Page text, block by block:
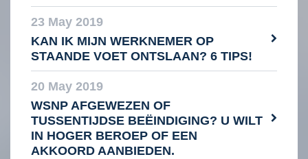
23 May 2019
KAN IK MIJN WERKNEMER OP
STAANDE VOET ONTSLAAN? 6 TIPS!
20 May 2019
WSNP AFGEWEZEN OF
TUSSENTIJDSE BEËINDIGING? U WILT
IN HOGER BEROEP OF EEN
AKKOORD AANBIEDEN.